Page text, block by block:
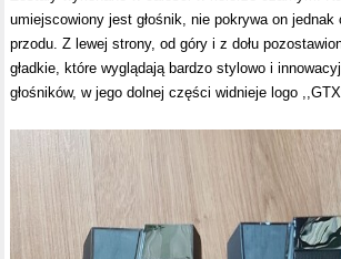
umiejscowiony jest głośnik, nie pokrywa on jednak
przodu. Z lewej strony, od góry i z dołu
gładkie, które wyglądają bardzo stylowo i
głośników, w jego dolnej części widnieje logo